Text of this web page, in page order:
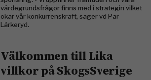
värdegrundsfrågor finns med i strategin vilket
ökar vår konkurrenskraft, säger vd Pär
Lärkeryd.
Välkommen till Lika
villkor på SkogsSverige